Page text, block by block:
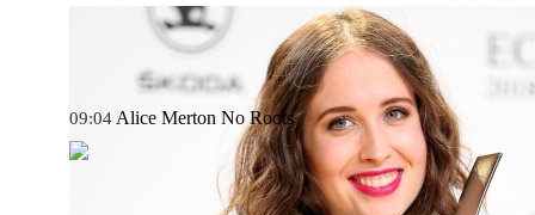
09:04 Alice Merton No Roots